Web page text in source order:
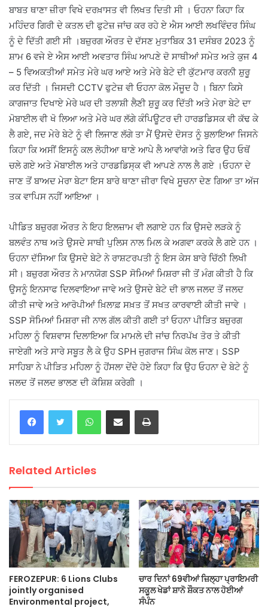
ਬਾਬਤ ਥਾਣਾ ਜ਼ੀਰਾ ਵਿਖੇ ਦਰਖ਼ਾਸਤ ਵੀ ਲਿਖਤ ਦਿਤੀ ਸੀ । ਓਹਨਾ ਕਿਹਾ ਕਿ
ਮਹਿੰਦਰ ਗਿਰੀ ਦੇ ਕਤਲ ਦੀ ਫੁਟੇਜ਼ ਜਾਂਚ ਕਰ ਰਹੇ ਏ ਐਸ ਆਈ ਲਖਵਿੰਦਰ ਸਿੰਘ
ਨੂੰ ਦੇ ਦਿੱਤੀ ਗਈ ਸੀ ।ਬਜ਼ੁਰਗ ਔਰਤ ਦੇ ਦੱਸਣ ਮੁਤਾਬਿਕ 31 ਦਸੰਬਰ 2023 ਨੂੰ
ਸ਼ਾਮ 6 ਵਜੇ ਏ ਐਸ ਆਈ ਅਵਤਾਰ ਸਿੰਘ ਆਪਣੇ ਦੋ ਸਾਥੀਆਂ ਸਮੇਤ ਅਤੇ ਕੁਜ 4
– 5 ਵਿਅਕਤੀਆਂ ਸਮੇਤ ਮੇਰੇ ਘਰ ਆਏ ਅਤੇ ਮੇਰੇ ਬੇਟੇ ਦੀ ਕੁੱਟਮਾਰ ਕਰਨੀ ਸ਼ੁਰੂ
ਕਰ ਦਿੱਤੀ । ਜਿਸਦੀ CCTV ਫੁਟੇਜ਼ ਵੀ ਓਹਨਾ ਕੋਲ ਮੌਜੂਦ ਹੈ । ਬਿਨਾ ਕਿਸੇ
ਕਾਗਜਾਤ ਦਿਖਾਏ ਮੇਰੇ ਘਰ ਦੀ ਤਲਾਸ਼ੀ ਲੈਣੀ ਸ਼ੁਰੂ ਕਰ ਦਿੱਤੀ ਅਤੇ ਮੇਰਾ ਬੇਟੇ ਦਾ
ਮੋਬਾਈਲ ਵੀ ਖੋ ਲਿਆ ਅਤੇ ਮੇਰੇ ਘਰ ਲੱਗੇ ਕੰਪਿਊਟਰ ਦੀ ਹਾਰਡਡਿਸਕ ਵੀ ਕੱਢ ਕੇ
ਲੈ ਗਏ, ਜਦ ਮੇਰੇ ਬੇਟੇ ਨੂੰ ਵੀ ਲਿਜਾਣ ਲੱਗੇ ਤਾ ਮੈਂ ਉਸਦੇ ਦੋਸਤ ਨੂੰ ਬੁਲਾਇਆ ਜਿਸਨੇ
ਕਿਹਾ ਕਿ ਅਸੀਂ ਇਸਨੂੰ ਕਲ ਲੋਹੀਆ ਥਾਣੇ ਆਪੇ ਲੈ ਆਵਾਂਗੇ ਅਤੇ ਫਿਰ ਉਹ ਓਥੋਂ
ਚਲੇ ਗਏ ਅਤੇ ਮੋਬਾਈਲ ਅਤੇ ਹਾਰਡਡਿਸ੍ਕ ਵੀ ਆਪਣੇ ਨਾਲ ਲੈ ਗਏ ।ਓਹਨਾ ਦੇ
ਜਾਣ ਤੋਂ ਬਾਅਦ ਮੇਰਾ ਬੇਟਾ ਇਸ ਬਾਰੇ ਥਾਣਾ ਜ਼ੀਰਾ ਵਿਖੇ ਸੂਚਨਾ ਦੇਣ ਗਿਆ ਤਾ ਅੱਜ
ਤਕ ਵਾਪਿਸ ਨਹੀਂ ਆਇਆ ।
ਪੀਡਿਤ ਬਜ਼ੁਰਗ ਔਰਤ ਨੇ ਇਹ ਇਲਜ਼ਾਮ ਵੀ ਲਗਾਏ ਹਨ ਕਿ ਉਸਦੇ ਲੜਕੇ ਨੂੰ
ਬਲਵੰਤ ਨਾਥ ਅਤੇ ਉਸਦੇ ਸਾਥੀ ਪੁਲਿਸ ਨਾਲ ਮਿਲ ਕੇ ਅਗਵਾ ਕਰਕੇ ਲੈ ਗਏ ਹਨ ।
ਓਹਨਾ ਦੱਸਿਆ ਕਿ ਉਸਦੇ ਬੇਟੇ ਨੇ ਰਾਸ਼ਟਰਪਤੀ ਨੂੰ ਇਸ ਕੇਸ ਬਾਰੇ ਚਿੱਠੀ ਲਿਖੀ
ਸੀ। ਬਜ਼ੁਰਗ ਔਰਤ ਨੇ ਮਾਨਯੋਗ SSP ਸੋਮਿਆਂ ਮਿਸ਼ਰਾ ਜੀ ਤੋਂ ਮੰਗ ਕੀਤੀ ਹੈ ਕਿ
ਉਸਨੂੰ ਇਨਸਾਫ ਦਿਲਵਾਇਆ ਜਾਵੇ ਅਤੇ ਉਸਦੇ ਬੇਟੇ ਦੀ ਭਾਲ ਜਲਦ ਤੋਂ ਜਲਦ
ਕੀਤੀ ਜਾਵੇ ਅਤੇ ਆਰੋਪੀਆਂ ਖ਼ਿਲਾਫ਼ ਸਖ਼ਤ ਤੋਂ ਸਖਤ ਕਾਰਵਾਈ ਕੀਤੀ ਜਾਵੇ ।
SSP ਸੋਮਿਆਂ ਮਿਸ਼ਰਾ ਜੀ ਨਾਲ ਗੱਲ ਕੀਤੀ ਗਈ ਤਾਂ ਓਹਨਾ ਪੀੜਿਤ ਬਜ਼ੁਰਗ
ਮਹਿਲਾ ਨੂੰ ਵਿਸ਼ਵਾਸ ਦਿਲਾਇਆ ਕਿ ਮਾਮਲੇ ਦੀ ਜਾਂਚ ਨਿਰਪੱਖ ਤੋਰ ਤੇ ਕੀਤੀ
ਜਾਏਗੀ ਅਤੇ ਸਾਰੇ ਸਬੂਤ ਲੈ ਕੇ ਉਹ SPH ਜੁਗਰਾਜ ਸਿੰਘ ਕੋਲ ਜਾਣ। SSP
ਸਾਹਿਬਾ ਨੇ ਪੀੜਿਤ ਮਹਿਲਾ ਨੂੰ ਹੋਂਸਲਾ ਦੇਂਦੇ ਹੋਏ ਕਿਹਾ ਕਿ ਉਹ ਓਹਨਾ ਦੇ ਬੇਟੇ ਨੂੰ
ਜਲਦ ਤੋਂ ਜਲਦ ਭਾਲਣ ਦੀ ਕੋਸ਼ਿਸ਼ ਕਰੇਗੀ ।
WhatsAppShare via Email Print
Related Articles
FEROZEPUR: 6 Lions Clubs
jointly organised
Environmental project,
ਚਾਰ ਦਿਨਾਂ 69ਵੀਆਂ ਜ਼ਿਲ੍ਹਾ ਪ੍ਰਾਇਮਰੀ
ਸਕੂਲ ਖੇਡਾਂ ਸ਼ਾਨੋ ਸ਼ੌਕਤ ਨਾਲ ਹੋਈਆਂ
ਸੰਪੰਨ